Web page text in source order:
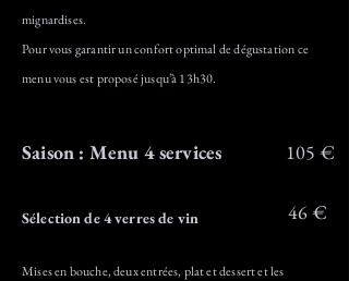
mignardises.
Pour vous garantir un confort optimal de dégustation ce
menu vous est proposé jusqu’à 13h30.
Saison : Menu 4 services 105 €
Sélection de 4 verres de vin 46 €
Mises en bouche, deux entrées, plat et dessert et les